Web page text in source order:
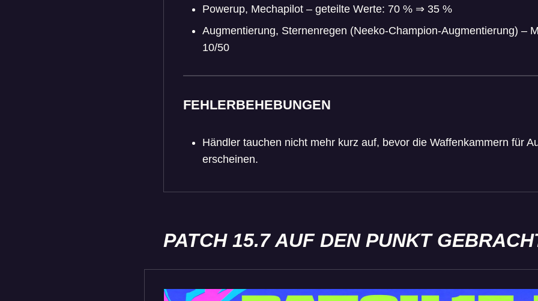
Powerup, Mechapilot – geteilte Werte: 70 % ⇒ 35 %
Augmentierung, Sternenregen (Neeko-Champion-Augmentierung) –
10/50
FEHLERBEHEBUNGEN
Händler tauchen nicht mehr kurz auf, bevor die Waffenkammern für
erscheinen.
PATCH 15.7 AUF DEN PUNKT